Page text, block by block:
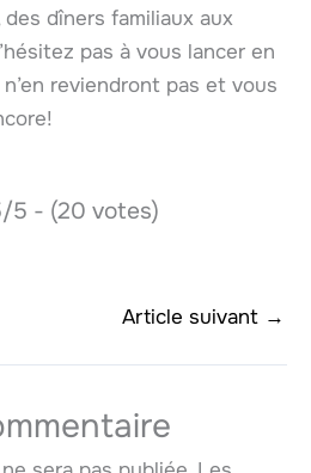
dîners familiaux aux
pas à vous lancer en
reviendront pas et vous
5 - (20 votes)
Article suivant →